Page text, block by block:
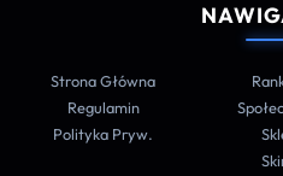
Strona Główna
Regulamin
Polityka Pryw.